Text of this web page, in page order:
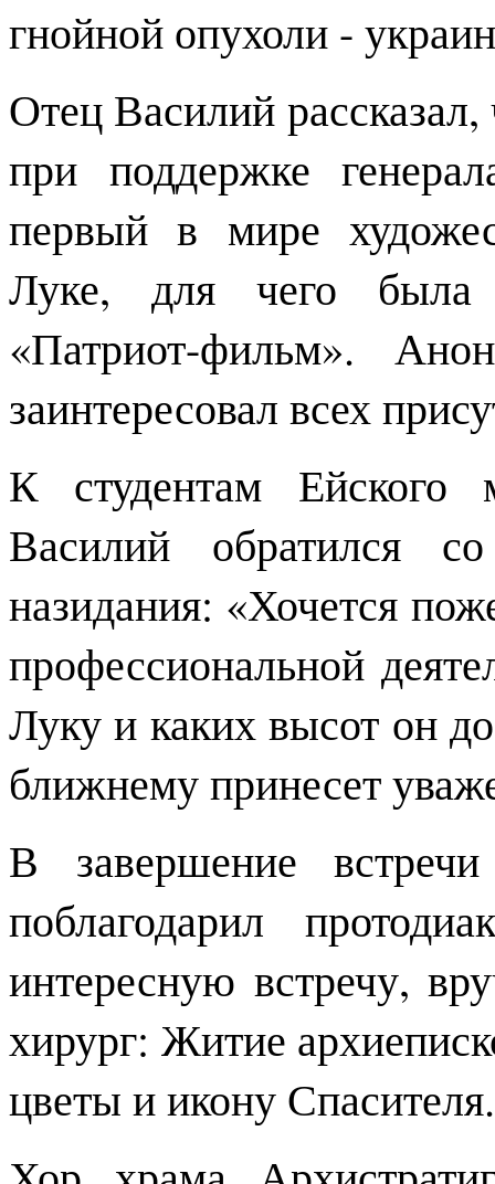
гнойной опухоли -
Отец Василий
при поддержке
первый в мире
Луке, для чего была
«Патриот-фильм».
заинтересовал всех
К студентам Ейского
Василий обратился
назидания: «Хочется
профессиональной
Луку и каких высот он
ближнему принесет
В завершение
поблагодарил
интересную встречу,
хирург: Житие
цветы и икону Спасителя.